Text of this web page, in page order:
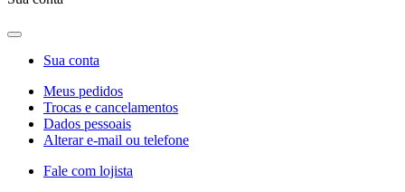
Sua conta
Meus pedidos
Trocas e cancelamentos
Dados pessoais
Alterar e-mail ou telefone
Fale com lojista